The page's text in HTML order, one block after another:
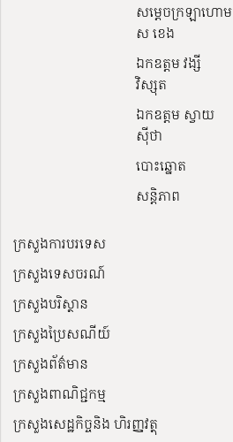
សម្ដេចក្រឡាហោម
ស ខេង
ឯកឧត្តម វង្សី
វិស្សុត
ឯកឧត្តម ស្វាយ
ស៊ីថា
បោះឆ្នោត
សន្តិភាព
ក្រសួងការបរទេស
ក្រសួងទេសចរណ៍
ក្រសួងបរិស្ថាន
ក្រសួងប្រៃសណីយ៍
ក្រសួងព័ត៌មាន
ក្រសួងពាណិជ្ជកម្ម
ក្រសួងសេដ្ឋកិច្ចនិង ហិរញ្ញវត្ថុ